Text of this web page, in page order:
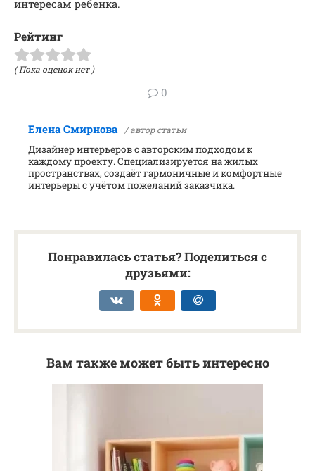
интересам ребенка.
Рейтинг
( Пока оценок нет )
0
Елена Смирнова / автор статьи
Дизайнер интерьеров с авторским подходом к
каждому проекту. Специализируется на жилых
пространствах, создаёт гармоничные и комфортные
интерьеры с учётом пожеланий заказчика.
Понравилась статья? Поделиться с
друзьями:
Вам также может быть интересно